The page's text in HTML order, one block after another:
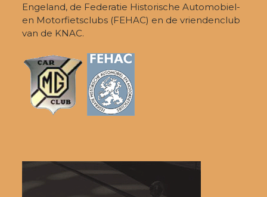
Engeland, de Federatie Historische Automobiel-
en Motorfietsclubs (FEHAC) en de vriendenclub
van de KNAC.